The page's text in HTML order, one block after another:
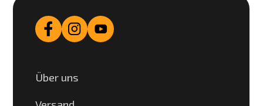
Über uns